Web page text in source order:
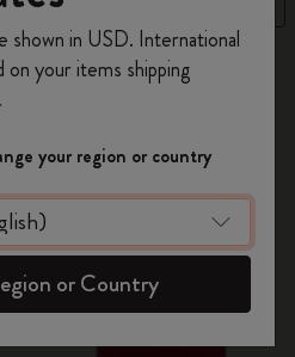
Produits
de frais de port gratuits
en utilisant le
pour accéder à des
avantages réservés aux
d’inspiration.
compte!
shown in USD. International
on your items shipping
your region or country
or Country